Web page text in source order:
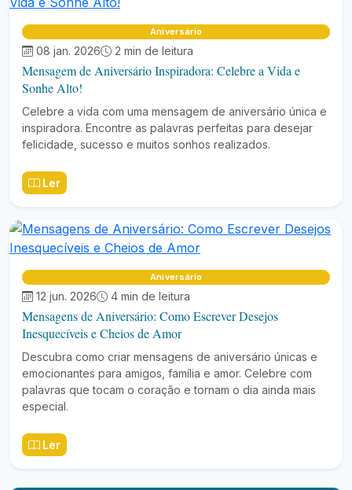
Aniversário
08 jan. 2026 2 min de leitura
Mensagem de Aniversário Inspiradora: Celebre a Vida e
Sonhe Alto!
Celebre a vida com uma mensagem de aniversário única e
inspiradora. Encontre as palavras perfeitas para desejar
felicidade, sucesso e muitos sonhos realizados.
Ler
Aniversário
12 jun. 2026 4 min de leitura
Mensagens de Aniversário: Como Escrever Desejos
Inesquecíveis e Cheios de Amor
Descubra como criar mensagens de aniversário únicas e
emocionantes para amigos, família e amor. Celebre com
palavras que tocam o coração e tornam o dia ainda mais
especial.
Ler